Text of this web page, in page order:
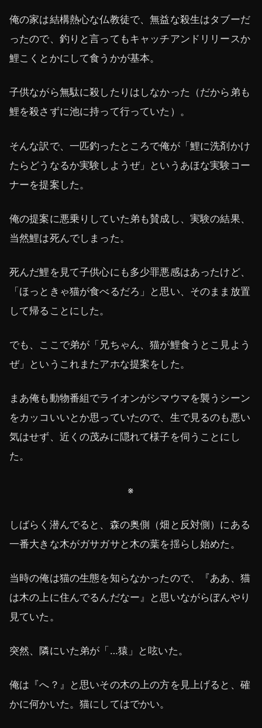
俺の家は結構熱心な仏教徒で、無益な殺生はタブーだ
ったので、釣りと言ってもキャッチアンドリリースか
鯉こくとかにして食うかが基本。
子供ながら無駄に殺したりはしなかった（だから弟も
鯉を殺さずに池に持って行っていた）。
そんな訳で、一匹釣ったところで俺が「鯉に洗剤かけ
たらどうなるか実験しようぜ」というあほな実験コー
ナーを提案した。
俺の提案に悪乗りしていた弟も賛成し、実験の結果、
当然鯉は死んでしまった。
死んだ鯉を見て子供心にも多少罪悪感はあったけど、
「ほっときゃ猫が食べるだろ」と思い、そのまま放置
して帰ることにした。
でも、ここで弟が「兄ちゃん、猫が鯉食うとこ見よう
ぜ」というこれまたアホな提案をした。
まあ俺も動物番組でライオンがシマウマを襲うシーン
をカッコいいとか思っていたので、生で見るのも悪い
気はせず、近くの茂みに隠れて様子を伺うことにし
た。
※
しばらく潜んでると、森の奥側（畑と反対側）にある
一番大きな木がガサガサと木の葉を揺らし始めた。
当時の俺は猫の生態を知らなかったので、『ああ、猫
は木の上に住んでるんだなー』と思いながらぼんやり
見ていた。
突然、隣にいた弟が「…猿」と呟いた。
俺は『へ？』と思いその木の上の方を見上げると、確
かに何かいた。猫にしてはでかい。